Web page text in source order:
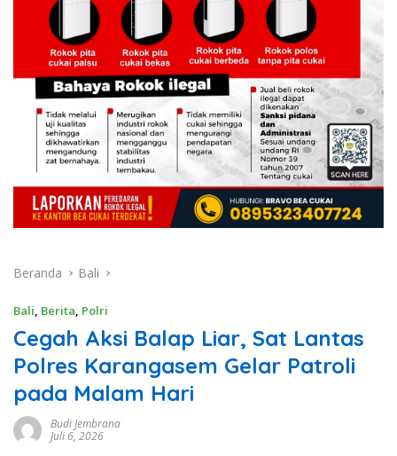
Beranda Bali
Bali, Berita, Polri
Cegah Aksi Balap Liar, Sat Lantas
Polres Karangasem Gelar Patroli
pada Malam Hari
Budi Jembrana
Juli 6, 2026